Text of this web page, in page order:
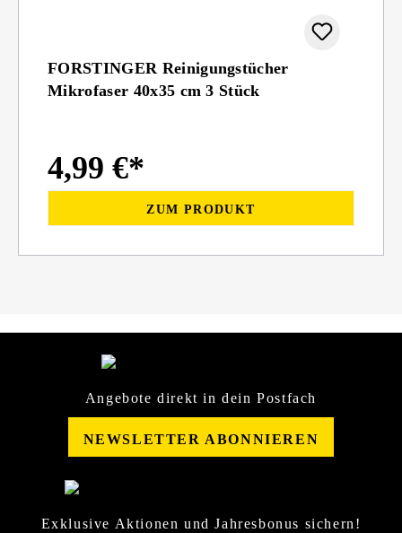
FORSTINGER Reinigungstücher
Mikrofaser 40x35 cm 3 Stück
4,99 €*
ZUM PRODUKT
Angebote direkt in dein Postfach
NEWSLETTER ABONNIEREN
Exklusive Aktionen und Jahresbonus sichern!